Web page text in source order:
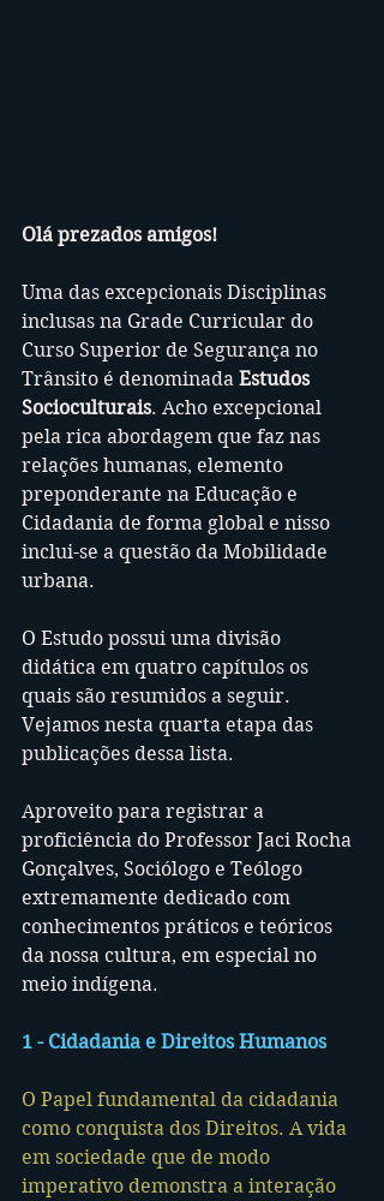
Olá prezados amigos!
Uma das excepcionais Disciplinas
inclusas na Grade Curricular do
Curso Superior de Segurança no
Trânsito é denominada Estudos
Socioculturais. Acho excepcional
pela rica abordagem que faz nas
relações humanas, elemento
preponderante na Educação e
Cidadania de forma global e nisso
inclui-se a questão da Mobilidade
urbana.
O Estudo possui uma divisão
didática em quatro capítulos os
quais são resumidos a seguir.
Vejamos nesta quarta etapa das
publicações dessa lista.
Aproveito para registrar a
proficiência do Professor Jaci Rocha
Gonçalves, Sociólogo e Teólogo
extremamente dedicado com
conhecimentos práticos e teóricos
da nossa cultura, em especial no
meio indígena.
1 - Cidadania e Direitos Humanos
O Papel fundamental da cidadania
como conquista dos Direitos. A vida
em sociedade que de modo
imperativo demonstra a interação